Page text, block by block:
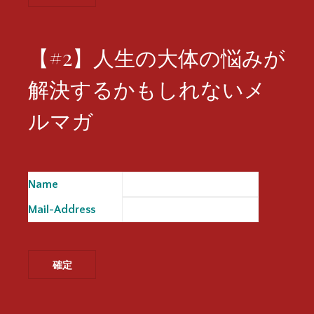
【#2】人生の大体の悩みが
解決するかもしれないメ
ルマガ
Name
Mail-Address